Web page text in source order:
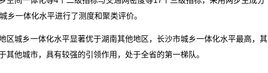
乡一体化水平进行了测度和聚类评价。
城乡一体化水平显著优于湖南其他地区，长沙市城乡一体化水平最高，其
其他城市，具有较强的引领作用，处于全省的第一梯队。